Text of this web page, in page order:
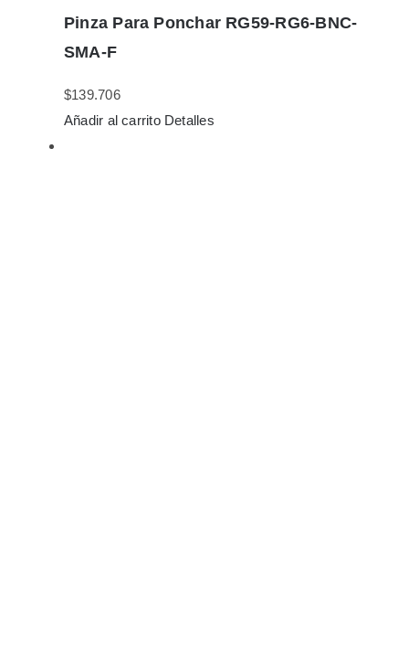
Pinza Para Ponchar RG59-RG6-BNC-
SMA-F
$139.706
Añadir al carrito Detalles